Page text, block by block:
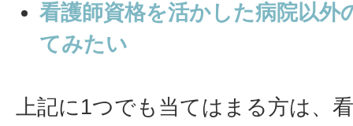
看護師資格を活かした病院以外
てみたい
上記に1つでも当てはまる方は、